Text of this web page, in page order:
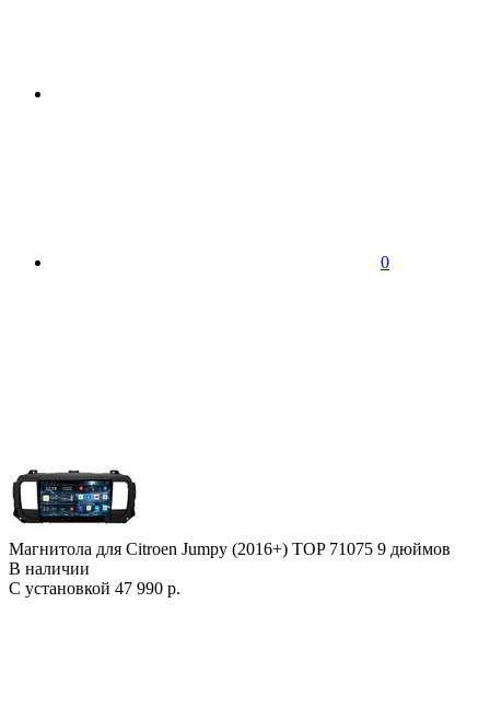
0
Магнитола для Citroen Jumpy (2016+) TOP 71075 9 дюймов
В наличии
С установкой 47 990 р.